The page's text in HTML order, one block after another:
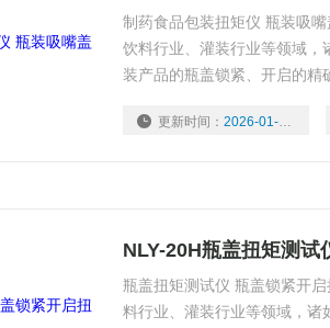
制药食品包装扭矩仪 瓶装吸
饮料行业、灌装行业等领域，
装产品的瓶盖锁紧、开启的
重点控制的工艺参数之一。
更新时间：2026-01-26
NLY-20H瓶盖扭矩测
瓶盖扭矩测试仪 瓶盖锁紧开
料行业、灌装行业等领域，诸